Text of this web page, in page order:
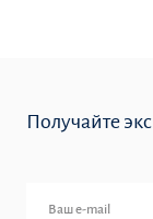
Получайте